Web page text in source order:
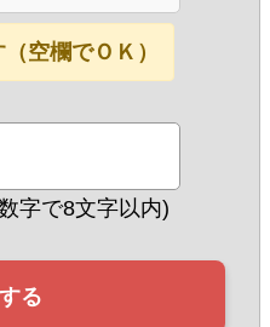
空欄でＯＫ）
字で8文字以内)